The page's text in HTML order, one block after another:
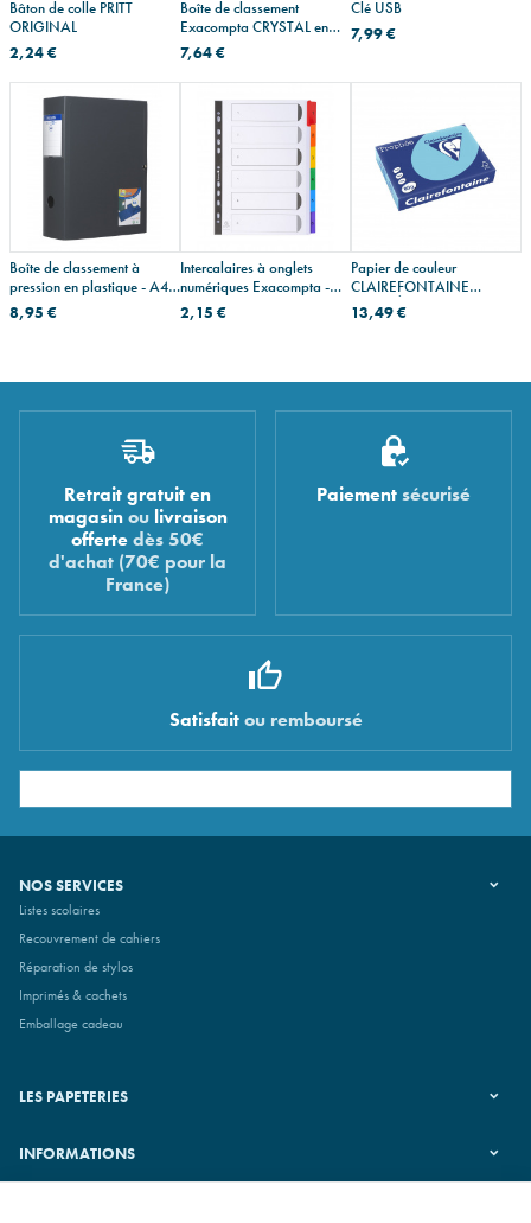
Bâton de colle PRITT
ORIGINAL
2,24 €
Boîte de classement
Exacompta CRYSTAL en
plastique - dos 4 cm - A4
7,64 €
Clé USB
7,99 €
Boîte de classement à
pression en plastique - A4 -
dos 10 cm
8,95 €
Intercalaires à onglets
numériques Exacompta -
carton - A4
2,15 €
Papier de couleur
CLAIREFONTAINE
TROPHÉE A4
13,49 €
Retrait gratuit en
magasinou livraison
offerte dès 50€
d'achat (70€ pour la
France)
Paiement sécurisé
Satisfaitou remboursé
NOS SERVICES
Listes scolaires
Recouvrement de cahiers
Réparation de stylos
Imprimés & cachets
Emballage cadeau
LES PAPETERIES
INFORMATIONS